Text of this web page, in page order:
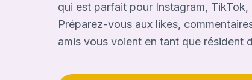
qui est parfait pour Instagram,
Préparez-vous aux likes,
amis vous voient en tant que résident